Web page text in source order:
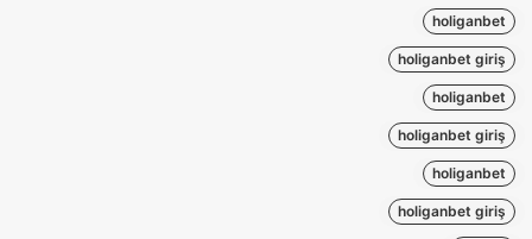
holiganbet
holiganbet giriş
holiganbet
holiganbet giriş
holiganbet
holiganbet giriş